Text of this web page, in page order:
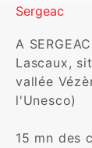
Sergeac
A
Lascaux,
vallée
l'Unesco)
15 mn des